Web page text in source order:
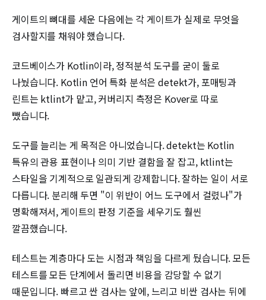
게이트의 뼈대를 세운 다음에는 각 게이트가 실제로 무엇을
검사할지를 채워야 했습니다.
코드베이스가 Kotlin이라, 정적분석 도구를 굳이 둘로
나눴습니다. Kotlin 언어 특화 분석은 detekt가, 포매팅과
린트는 ktlint가 맡고, 커버리지 측정은 Kover로 따로
뺐습니다.
도구를 늘리는 게 목적은 아니었습니다. detekt는 Kotlin
특유의 관용 표현이나 의미 기반 결함을 잘 잡고, ktlint는
스타일을 기계적으로 일관되게 강제합니다. 잘하는 일이 서로
다릅니다. 분리해 두면 "이 위반이 어느 도구에서 걸렸나"가
명확해져서, 게이트의 판정 기준을 세우기도 훨씬
깔끔했습니다.
테스트는 계층마다 도는 시점과 책임을 다르게 뒀습니다. 모든
테스트를 모든 단계에서 돌리면 비용을 감당할 수 없기
때문입니다. 빠르고 싼 검사는 앞에, 느리고 비싼 검사는 뒤에